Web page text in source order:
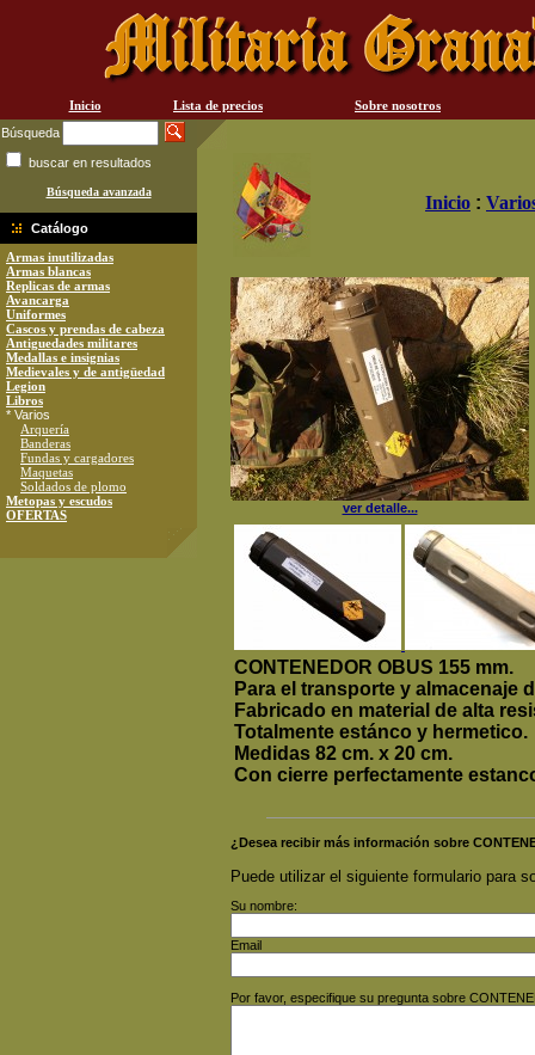
Inicio Lista de precios
Sobre nosotros
Búsqueda
buscar en resultados
Búsqueda avanzada
Catálogo
Armas inutilizadas
Armas blancas
Replicas de armas
Avancarga
Uniformes
Cascos y prendas de cabeza
Antiguedades militares
Medallas e insignias
Medievales y de antigüedad
Legion
Libros
* Varios
Arquería
Banderas
Fundas y cargadores
Maquetas
Soldados de plomo
Metopas y escudos
OFERTAS
Inicio :
ver detalle...
CONTENEDOR OBUS 155 mm.
Para el transporte y almacenaje
Fabricado en material de alta
Totalmente estánco y hermetico.
Medidas 82 cm. x 20 cm.
Con cierre perfectamente
¿Desea recibir más información sobre
Puede utilizar el siguiente formulario para
Su nombre:
Email
Por favor, especifique su pregunta sobre